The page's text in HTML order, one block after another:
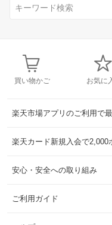
買い物かご お気に
楽天市場アプリのご利用で
楽天カード新規入会で2,000
安心・安全への取り組み
ご利用ガイド